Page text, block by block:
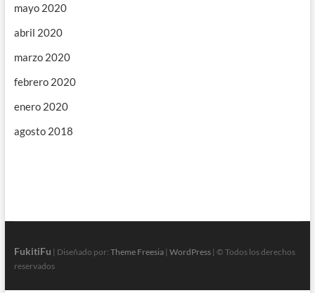
mayo 2020
abril 2020
marzo 2020
febrero 2020
enero 2020
agosto 2018
FukitiFu | Diseñado por: Theme Freesia| WordPress| © Todos los derechos
reservados